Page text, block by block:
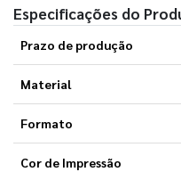
Especificações do
Prazo de produção
Material
Formato
Cor de Impressão